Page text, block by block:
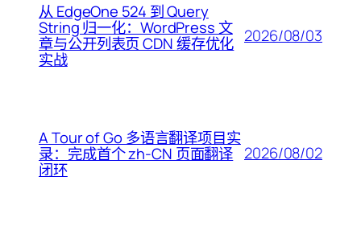
从 EdgeOne 524 到 Query
String 归一化：WordPress 文
章与公开列表页 CDN 缓存优化
实战
2026/08/03
A Tour of Go 多语言翻译项目实
录：完成首个 zh-CN 页面翻译
闭环
2026/08/02